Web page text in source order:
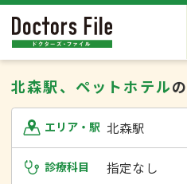
北森駅、ペットホテル
エリア・駅 北森駅
診療科目 指定なし